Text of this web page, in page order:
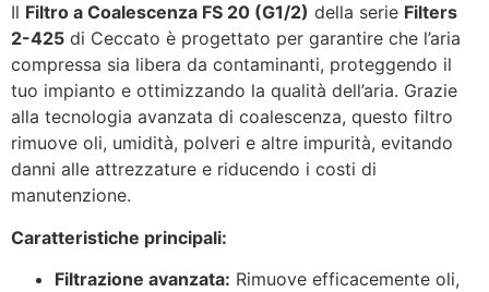
Il Filtro a Coalescenza FS 20 (G1/2) della serie Filters
2-425 di Ceccato è progettato per garantire che l’aria
compressa sia libera da contaminanti, proteggendo il
tuo impianto e ottimizzando la qualità dell’aria. Grazie
alla tecnologia avanzata di coalescenza, questo filtro
rimuove oli, umidità, polveri e altre impurità, evitando
danni alle attrezzature e riducendo i costi di
manutenzione.
Caratteristiche principali:
Filtrazione avanzata: Rimuove efficacemente oli,